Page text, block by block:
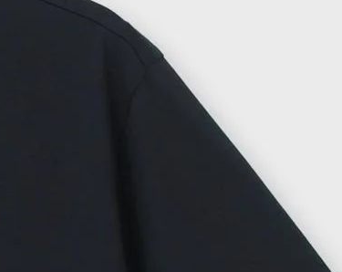
By signing up to our newsletter you are
agreeing to our